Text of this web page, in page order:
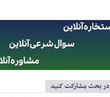
در بحث مشارکت کنید